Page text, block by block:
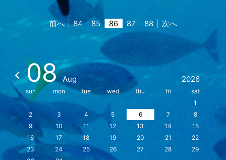
前へ 84 85 86 87 88 次へ
08 Aug 2026
sun mon tue wed thu fri
sat
1
2
3 4 5 6 7
8
9
10 11 12 13 14
15
16
17 18 19 20 21
22
23
24 25 26 27 28
29